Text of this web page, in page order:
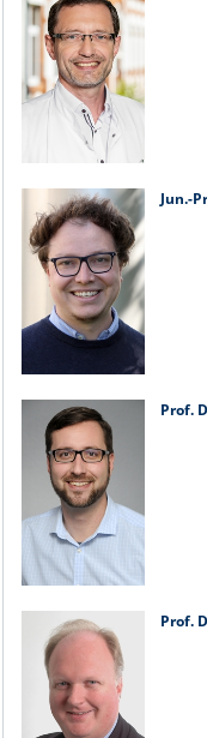
Jun.-
Prof.
Prof.